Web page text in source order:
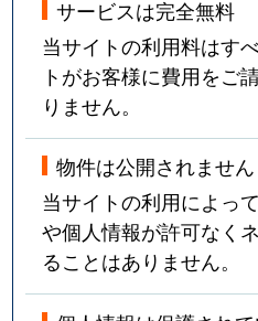
サービスは完全無料
当サイトの利用料はす
トがお客様に費用をご
りません。
物件は公開されません
当サイトの利用によっ
や個人情報が許可なく
ることはありません。